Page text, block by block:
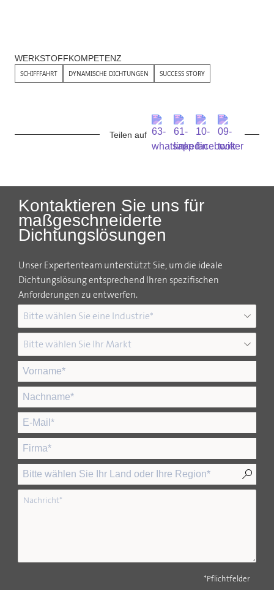
WERKSTOFFKOMPETENZ
SCHIFFFAHRT DYNAMISCHE DICHTUNGEN SUCCESS STORY
Teilen auf
Kontaktieren Sie uns für
maßgeschneiderte
Dichtungslösungen
Unser Expertenteam unterstützt Sie, um die ideale
Dichtungslösung entsprechend Ihren spezifischen
Anforderungen zu entwerfen.
*Pflichtfelder